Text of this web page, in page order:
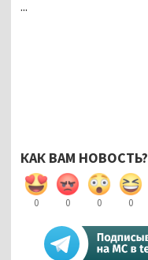
...
КАК ВАМ НОВОСТЬ?
0 0 0 0